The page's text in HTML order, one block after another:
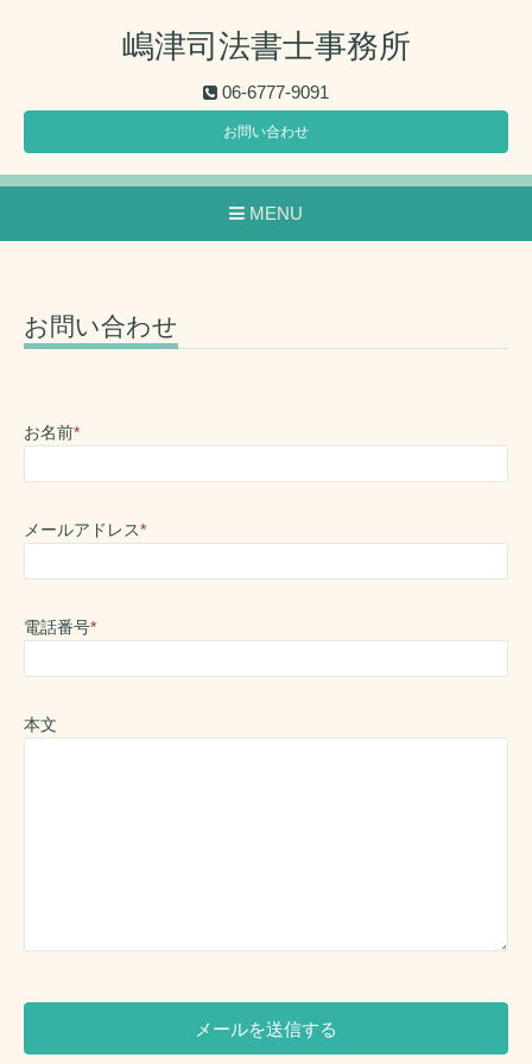
嶋津司法書士事務所
06-6777-9091
お問い合わせ
MENU
お問い合わせ
お名前*
メールアドレス*
電話番号*
本文